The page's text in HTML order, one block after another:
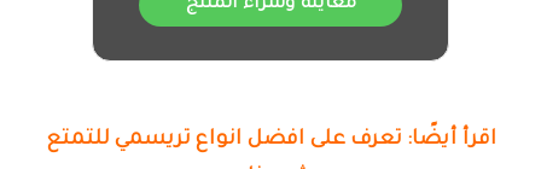
معاينة وشراء المنتج
اقرأ أيضًا: تعرف على افضل انواع تريسمي للتمتع